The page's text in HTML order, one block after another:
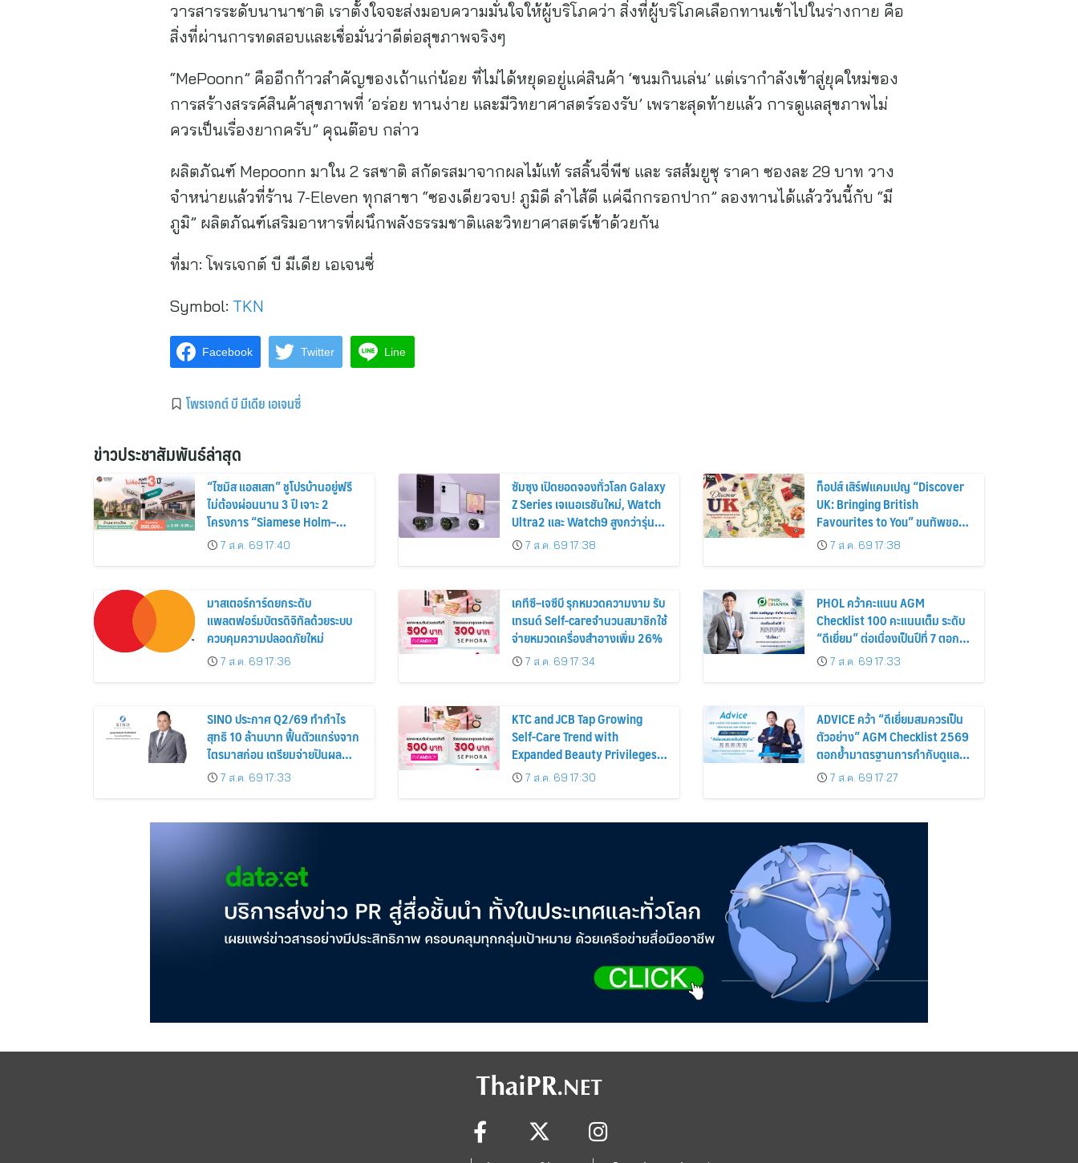
วารสารระดับนานาชาติ เราตั้งใจจะส่งมอบความมั่นใจให้ผู้บริโภคว่า สิ่งที่ผู้บริโภคเลือกทานเข้าไปในร่างกาย คือ
สิ่งที่ผ่านการทดสอบและเชื่อมั่นว่าดีต่อสุขภาพจริงๆ
“MePoonn” คืออีกก้าวสำคัญของเถ้าแก่น้อย ที่ไม่ได้หยุดอยู่แค่สินค้า ‘ขนมกินเล่น’ แต่เรากำลังเข้าสู่ยุคใหม่ของ
การสร้างสรรค์สินค้าสุขภาพที่ ‘อร่อย ทานง่าย และมีวิทยาศาสตร์รองรับ’ เพราะสุดท้ายแล้ว การดูแลสุขภาพไม่
ควรเป็นเรื่องยากครับ” คุณต๊อบ กล่าว
ผลิตภัณฑ์ Mepoonn มาใน 2 รสชาติ สกัดรสมาจากผลไม้แท้ รสลิ้นจี่พีช และ รสส้มยูซุ ราคา ซองละ 29 บาท วาง
จำหน่ายแล้วที่ร้าน 7-Eleven ทุกสาขา “ซองเดียวจบ! ภูมิดี ลำไส้ดี แค่ฉีกกรอกปาก” ลองทานได้แล้ววันนี้กับ “มี
ภูมิ” ผลิตภัณฑ์เสริมอาหารที่ผนึกพลังธรรมชาติและวิทยาศาสตร์เข้าด้วยกัน
ที่มา: โพรเจกต์ บี มีเดีย เอเจนซี่
Symbol: TKN
Facebook Twitter Line
โพรเจกต์ บี มีเดีย เอเจนซี่
ข่าวประชาสัมพันธ์ล่าสุด
“ไซมิส แอสเสท” ชูโปรบ้านอยู่ฟรี
ไม่ต้องผ่อนนาน 3 ปี เจาะ 2
โครงการ “Siamese Holm–
Siamese Blossom” พร้อม
ส่วนลดและสิทธิพิเศษถึง 31
7 ส.ค. 69 17:40
ซัมซุง เปิดยอดจองทั่วโลก Galaxy
Z Series เจเนอเรชันใหม่, Watch
Ultra2 และ Watch9 สูงกว่ารุ่น
ก่อนหน้ากว่า 30%
7 ส.ค. 69 17:38
ท็อปส์ เสิร์ฟแคมเปญ “Discover
UK: Bringing British
Favourites to You” ขนทัพของ
อร่อยและไอเท็มฮิตจากสหราช
อาณาจักร ส่งตรงถึงมือตั้งแต่วัน
7 ส.ค. 69 17:38
มาสเตอร์การ์ดยกระดับ
แพลตฟอร์มบัตรดิจิทัลด้วยระบบ
ควบคุมความปลอดภัยใหม่
7 ส.ค. 69 17:36
เคทีซี–เจซีบี รุกหมวดความงาม รับ
เทรนด์ Self-careจำนวนสมาชิกใช้
จ่ายหมวดเครื่องสำอางเพิ่ม 26%
7 ส.ค. 69 17:34
PHOL คว้าคะแนน AGM
Checklist 100 คะแนนเต็ม ระดับ
“ดีเยี่ยม” ต่อเนื่องเป็นปีที่ 7 ตอกย้ำ
การดำเนินธุรกิจตามหลักธรรมาภิ
บาล โปร่งใส สร้างความเชื่อมั่นผู้
7 ส.ค. 69 17:33
SINO ประกาศ Q2/69 ทำกำไร
สุทธิ 10 ล้านบาท ฟื้นตัวแกร่งจาก
ไตรมาสก่อน เตรียมจ่ายปันผล
ระหว่างกาล 0.014423 บาทต่อหุ้น
ครึ่งปีหลังมุ่งเติบโตต่อเนื่อง
7 ส.ค. 69 17:33
KTC and JCB Tap Growing
Self-Care Trend with
Expanded Beauty Privileges
Number of KTC JCB
Cardmembers Spending on
7 ส.ค. 69 17:30
ADVICE คว้า “ดีเยี่ยมสมควรเป็น
ตัวอย่าง” AGM Checklist 2569
ตอกย้ำมาตรฐานการกำกับดูแล
กิจการที่ดี
7 ส.ค. 69 17:27